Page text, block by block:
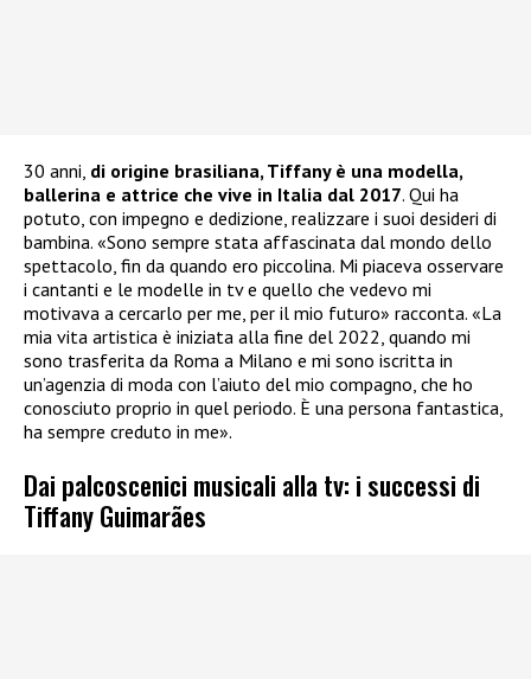
30 anni, di origine brasiliana, Tiffany è una modella,
ballerina e attrice che vive in Italia dal 2017. Qui ha
potuto, con impegno e dedizione, realizzare i suoi desideri di
bambina. «Sono sempre stata affascinata dal mondo dello
spettacolo, fin da quando ero piccolina. Mi piaceva osservare
i cantanti e le modelle in tv e quello che vedevo mi
motivava a cercarlo per me, per il mio futuro» racconta. «La
mia vita artistica è iniziata alla fine del 2022, quando mi
sono trasferita da Roma a Milano e mi sono iscritta in
un’agenzia di moda con l’aiuto del mio compagno, che ho
conosciuto proprio in quel periodo. È una persona fantastica,
ha sempre creduto in me».
Dai palcoscenici musicali alla tv: i successi di
Tiffany Guimarães